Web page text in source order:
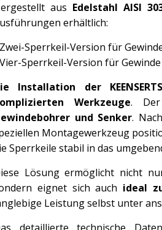
aus Edelstahl AISI
erhältlich:
Sperrkeil-Version für
Sperrkeil-Version für
Installation der
Werkzeuge. Der
und Senker.
Montagewerkzeug
Sperrkeile stabil in das
Lösung ermöglicht nicht
eignet sich auch ideal
Leistung selbst unter